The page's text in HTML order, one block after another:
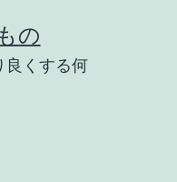
の
良くする何